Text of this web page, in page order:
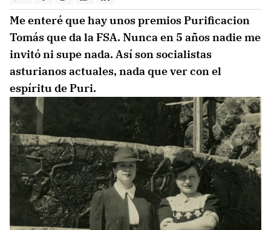
Me enteré que hay unos premios Purificacion
Tomás que da la FSA. Nunca en 5 años nadie me
invitó ni supe nada. Así son socialistas
asturianos actuales, nada que ver con el
espíritu de Puri.